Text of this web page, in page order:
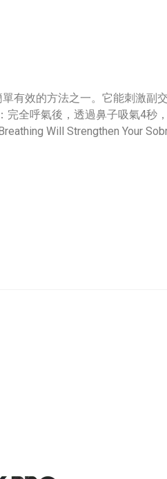
有效的方法之一。它能刺激副
完全呼氣後，透過鼻子吸氣4秒